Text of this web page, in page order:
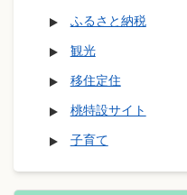
ふるさと納税
観光
移住定住
桃特設サイト
子育て